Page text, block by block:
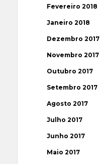
Fevereiro 2018
Janeiro 2018
Dezembro 2017
Novembro 2017
Outubro 2017
Setembro 2017
Agosto 2017
Julho 2017
Junho 2017
Maio 2017